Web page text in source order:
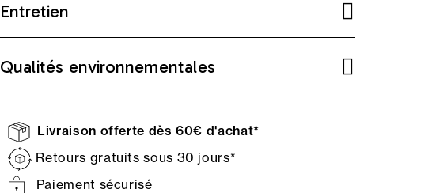
Entretien
Qualités environnementales
Livraison offerte dès 60€ d'achat*
Retours gratuits sous 30 jours*
Paiement sécurisé